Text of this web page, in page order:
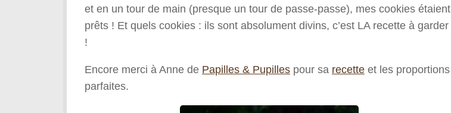
et en un tour de main (presque un tour de passe-passe), mes cookies étaient
prêts ! Et quels cookies : ils sont absolument divins, c’est LA recette à garder
!
Encore merci à Anne de Papilles & Pupilles pour sa recette et les proportions
parfaites.